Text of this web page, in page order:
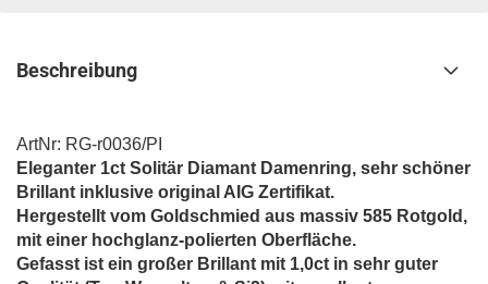
Beschreibung
ArtNr: RG-r0036/PI
Eleganter 1ct Solitär Diamant Damenring, sehr schöner
Brillant inklusive original AIG Zertifikat.
Hergestellt vom Goldschmied aus massiv 585 Rotgold,
mit einer hochglanz-polierten Oberfläche.
Gefasst ist ein großer Brillant mit 1,0ct in sehr guter